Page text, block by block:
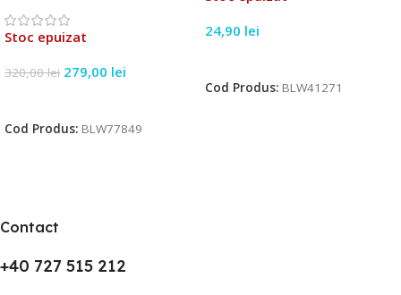
Stoc epuizat
320,00lei 279,00 lei
Cod Produs: BLW77849
24,90 lei
Cod Produs: BLW41271
Contact
+40 727 515 212